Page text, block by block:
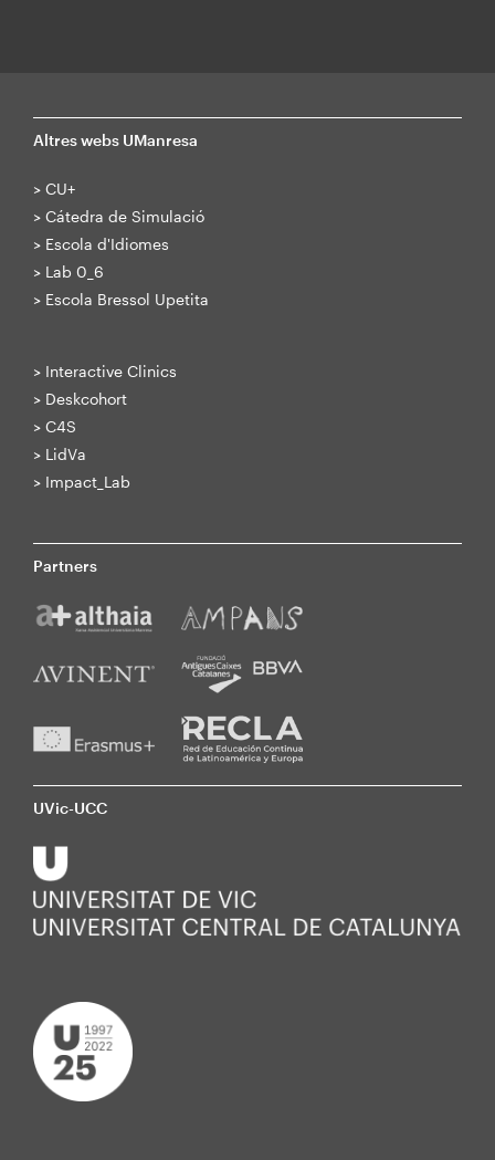
Altres webs UManresa
> CU+
> Cátedra de Simulació
> Escola d'Idiomes
> Lab 0_6
> Escola Bressol Upetita
> Interactive Clinics
> Deskcohort
> C4S
> LidVa
> Impact_Lab
Partners
UVic-UCC